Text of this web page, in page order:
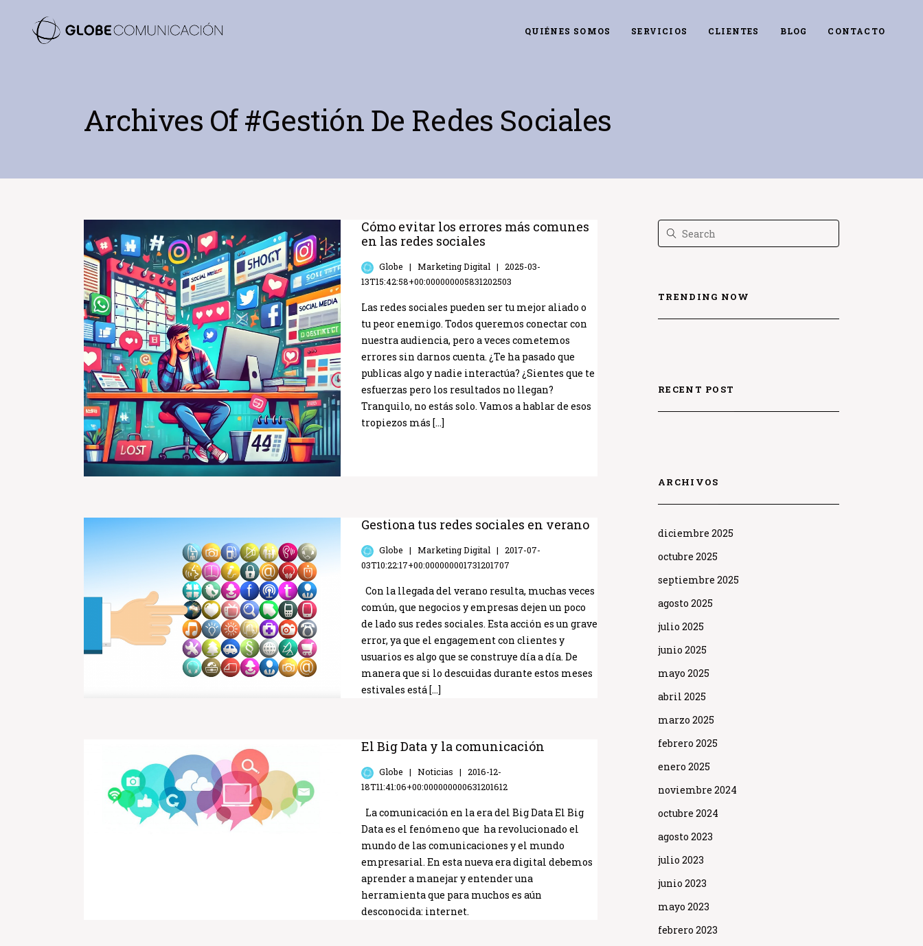
QUIÉNES SOMOS SERVICIOS CLIENTES BLOG CONTACTO
Archives Of #gestión De Redes Sociales
Cómo evitar los errores más comunes
en las redes sociales
Globe Marketing Digital
2025-03-
13T15:42:58+00:000000005831202503
Las redes sociales pueden ser tu mejor aliado o
tu peor enemigo. Todos queremos conectar con
nuestra audiencia, pero a veces cometemos
errores sin darnos cuenta. ¿Te ha pasado que
publicas algo y nadie interactúa? ¿Sientes que te
esfuerzas pero los resultados no llegan?
Tranquilo, no estás solo. Vamos a hablar de esos
tropiezos más […]
Gestiona tus redes sociales en verano
Globe Marketing Digital
2017-07-
03T10:22:17+00:000000001731201707
Con la llegada del verano resulta, muchas veces
común, que negocios y empresas dejen un poco
de lado sus redes sociales. Esta acción es un grave
error, ya que el engagement con clientes y
usuarios es algo que se construye día a día. De
manera que si lo descuidas durante estos meses
estivales está […]
El Big Data y la comunicación
Globe Noticias
2016-12-
18T11:41:06+00:000000000631201612
La comunicación en la era del Big Data El Big
Data es el fenómeno que ha revolucionado el
mundo de las comunicaciones y el mundo
empresarial. En esta nueva era digital debemos
aprender a manejar y entender una
herramienta que para muchos es aún
desconocida: internet.
TRENDING NOW
RECENT POST
ARCHIVOS
diciembre 2025
octubre 2025
septiembre 2025
agosto 2025
julio 2025
junio 2025
mayo 2025
abril 2025
marzo 2025
febrero 2025
enero 2025
noviembre 2024
octubre 2024
agosto 2023
julio 2023
junio 2023
mayo 2023
febrero 2023